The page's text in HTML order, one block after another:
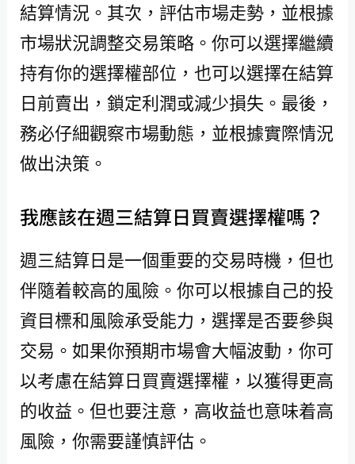
結算情況。其次，評估市場走勢，並根據
市場狀況調整交易策略。你可以選擇繼續
持有你的選擇權部位，也可以選擇在結算
日前賣出，鎖定利潤或減少損失。最後，
務必仔細觀察市場動態，並根據實際情況
做出決策。
我應該在週三結算日買賣選擇權嗎？
週三結算日是一個重要的交易時機，但也
伴隨着較高的風險。你可以根據自己的投
資目標和風險承受能力，選擇是否要參與
交易。如果你預期市場會大幅波動，你可
以考慮在結算日買賣選擇權，以獲得更高
的收益。但也要注意，高收益也意味着高
風險，你需要謹慎評估。